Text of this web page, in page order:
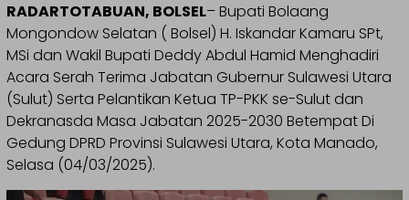
RADARTOTABUAN, BOLSEL– Bupati Bolaang
Mongondow Selatan ( Bolsel) H. Iskandar Kamaru SPt,
MSi dan Wakil Bupati Deddy Abdul Hamid Menghadiri
Acara Serah Terima Jabatan Gubernur Sulawesi Utara
(Sulut) Serta Pelantikan Ketua TP-PKK se-Sulut dan
Dekranasda Masa Jabatan 2025-2030 Betempat Di
Gedung DPRD Provinsi Sulawesi Utara, Kota Manado,
Selasa (04/03/2025).